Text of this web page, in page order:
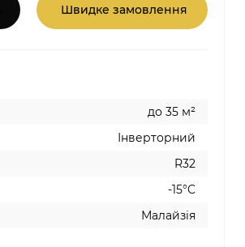
Швидке замовлення
до 35 м²
Інверторний
R32
-15°C
Малайзія